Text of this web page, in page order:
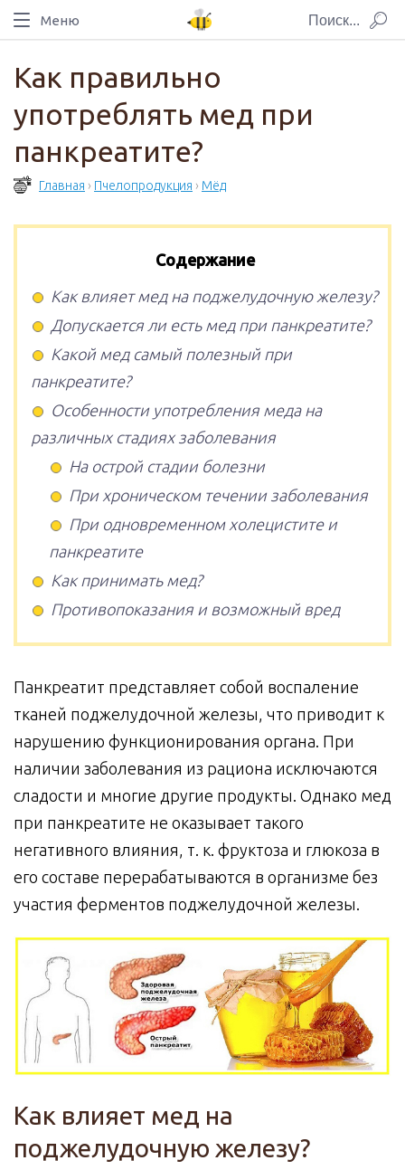
Меню
Как правильно
употреблять мед при
панкреатите?
Главная › Пчелопродукция › Мёд
Содержание
Как влияет мед на поджелудочную железу?
Допускается ли есть мед при панкреатите?
Какой мед самый полезный при
панкреатите?
Особенности употребления меда на
различных стадиях заболевания
На острой стадии болезни
При хроническом течении заболевания
При одновременном холецистите и
панкреатите
Как принимать мед?
Противопоказания и возможный вред
Панкреатит представляет собой воспаление
тканей поджелудочной железы, что приводит к
нарушению функционирования органа. При
наличии заболевания из рациона исключаются
сладости и многие другие продукты. Однако мед
при панкреатите не оказывает такого
негативного влияния, т. к. фруктоза и глюкоза в
его составе перерабатываются в организме без
участия ферментов поджелудочной железы.
Как влияет мед на
поджелудочную железу?